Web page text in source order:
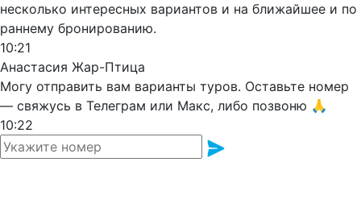
несколько интересных вариантов и на ближайшее и по
раннему бронированию.
10:21
Анастасия Жар-Птица
Могу отправить вам варианты туров. Оставьте номер
— свяжусь в Телеграм или Макс, либо позвоню 🙏
10:22